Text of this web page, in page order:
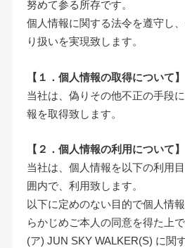
努めて参る所存です。
個人情報に関する法令を遵守し
り扱いを実現致します。
【１．個人情報の取得について】
当社は、偽りその他不正の手段
報を取得致します。
【２．個人情報の利用について】
当社は、個人情報を以下の利用
囲内で、利用致します。
以下に定めのない目的で個人情
らかじめご本人の同意を得た上で
(ア) JUN SKY WALKER(S) に関